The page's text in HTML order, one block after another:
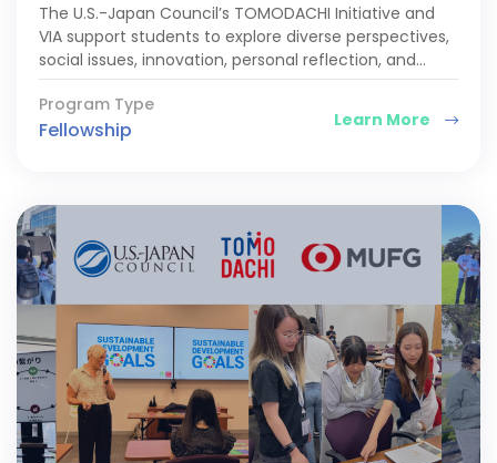
The U.S.-Japan Council’s TOMODACHI Initiative and
VIA support students to explore diverse perspectives,
social issues, innovation, personal reflection, and
goal-setting,…
Program Type
Fellowship Learn More